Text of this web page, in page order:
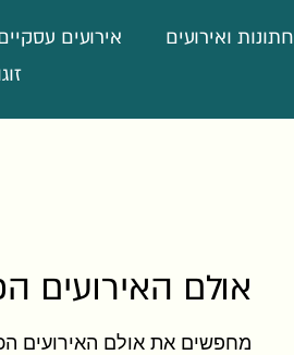
חתונות ואירועים אירועים
אולם האירועים
מחפשים את אולם האירועים